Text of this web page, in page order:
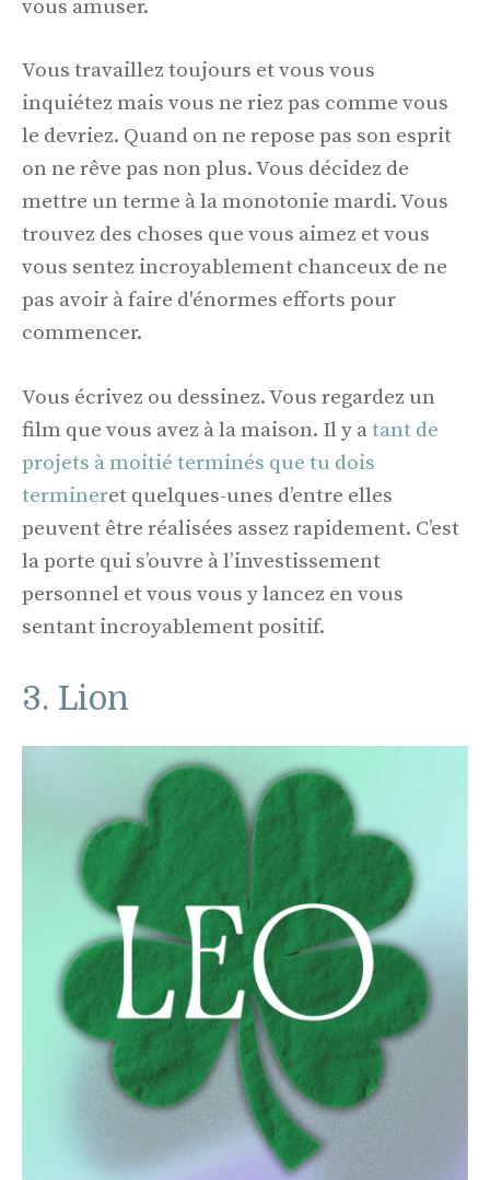
vous amuser.
Vous travaillez toujours et vous vous
inquiétez mais vous ne riez pas comme vous
le devriez. Quand on ne repose pas son esprit
on ne rêve pas non plus. Vous décidez de
mettre un terme à la monotonie mardi. Vous
trouvez des choses que vous aimez et vous
vous sentez incroyablement chanceux de ne
pas avoir à faire d'énormes efforts pour
commencer.
Vous écrivez ou dessinez. Vous regardez un
film que vous avez à la maison. Il y atant de
projets à moitié terminés que tu dois
termineret quelques-unes d’entre elles
peuvent être réalisées assez rapidement. C’est
la porte qui s’ouvre à l’investissement
personnel et vous vous y lancez en vous
sentant incroyablement positif.
3. Lion